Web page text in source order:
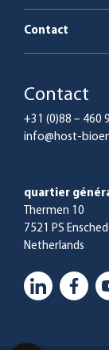
Contact
Contact
+31 (0)88 – 460
info@host-
quartier
Thermen 10
7521 PS
Netherlands